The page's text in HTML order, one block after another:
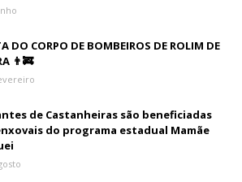
DO CORPO DE BOMBEIROS DE ROLIM DE
👨‍🚒
de Castanheiras são beneficiadas
do programa estadual Mamãe